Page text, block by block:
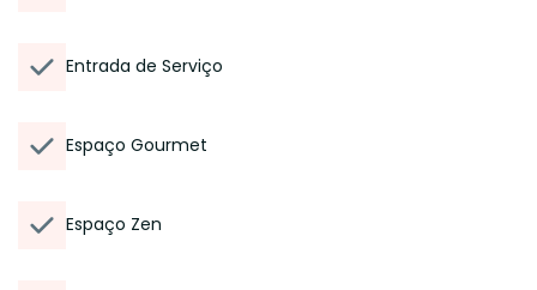
Entrada de Serviço
Espaço Gourmet
Espaço Zen